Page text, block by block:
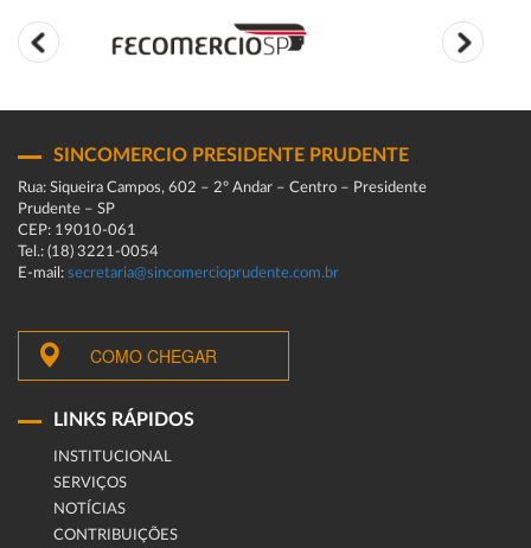
SINCOMERCIO PRESIDENTE PRUDENTE
Rua: Siqueira Campos, 602 – 2º Andar – Centro – Presidente
Prudente – SP
CEP: 19010-061
Tel.: (18) 3221-0054
E-mail: secretaria@sincomercioprudente.com.br
COMO CHEGAR
LINKS RÁPIDOS
INSTITUCIONAL
SERVIÇOS
NOTÍCIAS
CONTRIBUIÇÕES